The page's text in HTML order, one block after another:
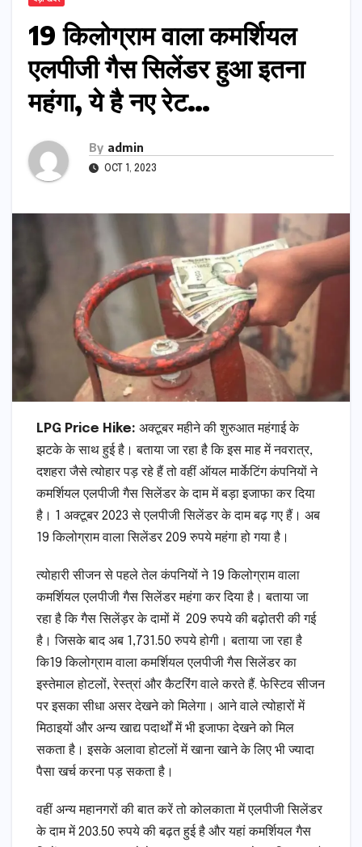
19 किलोग्राम वाला कमर्शियल
एलपीजी गैस सिलेंडर हुआ इतना
महंगा, ये है नए रेट…
By admin
OCT 1, 2023
LPG Price Hike: अक्टूबर महीने की शुरुआत महंगाई के
झटके के साथ हुई है। बताया जा रहा है कि इस माह में नवरात्र,
दशहरा जैसे त्योहार पड़ रहे हैं तो वहीं ऑयल मार्केटिंग कंपनियों ने
कमर्शियल एलपीजी गैस सिलेंडर के दाम में बड़ा इजाफा कर दिया
है। 1 अक्टूबर 2023 से एलपीजी सिलेंडर के दाम बढ़ गए हैं। अब
19 किलोग्राम वाला सिलेंडर 209 रुपये महंगा हो गया है।
त्योहारी सीजन से पहले तेल कंपनियों ने 19 किलोग्राम वाला
कमर्शियल एलपीजी गैस सिलेंडर महंगा कर दिया है। बताया जा
रहा है कि गैस सिलेंड़र के दामों में 209 रुपये की बढ़ोतरी की गई
है। जिसके बाद अब 1,731.50 रुपये होगी। बताया जा रहा है
कि19 किलोग्राम वाला कमर्शियल एलपीजी गैस सिलेंडर का
इस्तेमाल होटलों, रेस्त्रां और कैटरिंग वाले करते हैं. फेस्टिव सीजन
पर इसका सीधा असर देखने को मिलेगा। आने वाले त्योहारों में
मिठाइयों और अन्य खाद्य पदार्थों में भी इजाफा देखने को मिल
सकता है। इसके अलावा होटलों में खाना खाने के लिए भी ज्यादा
पैसा खर्च करना पड़ सकता है।
वहीं अन्य महानगरों की बात करें तो कोलकाता में एलपीजी सिलेंडर
के दाम में 203.50 रुपये की बढ़त हुई है और यहां कमर्शियल गैस